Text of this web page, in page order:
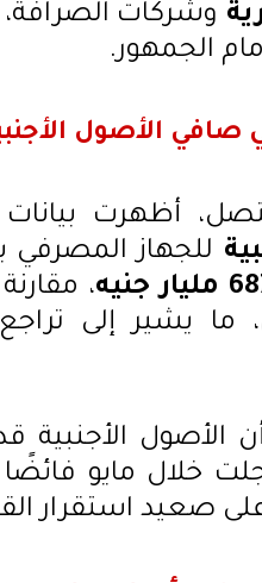
وشركات
الجمهور.
الأصول
أظهرت بيانات
للجهاز المصرفي
جنيه
ما يشير إلى
أن الأصول
خلال مايو فائضًا
على صعيد استقرار